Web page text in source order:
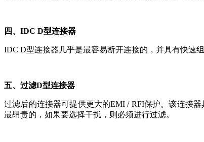
四、IDC D型连接器
IDC D型连接器几乎是最容易断开连接的，并具有快速
五、过滤D型连接器
过滤后的连接器可提供更大的EMI / RFI保护。该连接
最昂贵的，如果要选择干扰，则必须进行过滤。